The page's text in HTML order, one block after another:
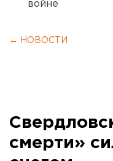
войне
← НОВОСТИ
смерти»